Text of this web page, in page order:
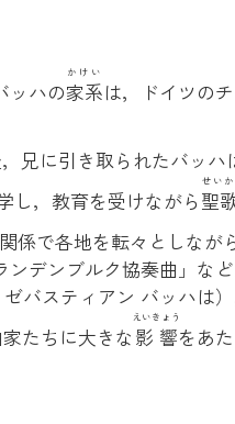
ッハの家系
かけい
は，ドイツの
兄に引き取られたバッ
し，教育を受けながら聖
せい
係で各地を転々としなが
デンブルク協奏曲」など
スティアン バッハは
たちに大きな影響
えいきょう
をあ